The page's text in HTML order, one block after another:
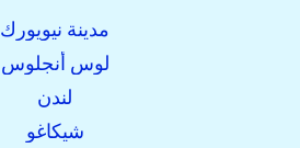
مدينة نيويورك
لوس أنجلوس
لندن
شيكاغو